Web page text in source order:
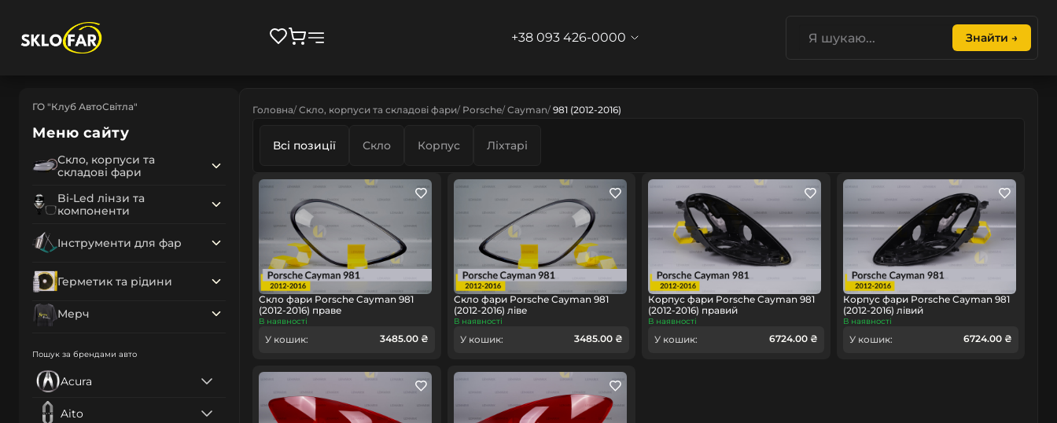
+38 093 426-0000 Знайти →
ГО "Клуб АвтоСвітла"
Меню сайту
Скло, корпуси та
складові фари
Bi-Led лінзи та
компоненти
Інструменти для фар
Герметик та рідини
Мерч
Пошук за брендами авто
Acura
Aito
Головна Скло, корпуси та складові фари Porsche Cayman 981 (2012-2016)
Всі позиції Скло Корпус Ліхтарі
Скло фари Porsche Cayman 981
(2012-2016) праве
В наявності
У кошик: 3485.00 ₴
Скло фари Porsche Cayman 981
(2012-2016) ліве
В наявності
У кошик: 3485.00 ₴
Корпус фари Porsche Cayman 981
(2012-2016) правий
В наявності
У кошик: 6724.00 ₴
Корпус фари Porsche Cayman 981
(2012-2016) лівий
В наявності
У кошик: 6724.00 ₴